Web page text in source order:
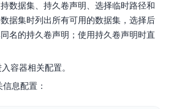
数据集、持久卷声明、选择临时路径和
据集时列出所有可用的数据集，选择后
名的持久卷声明；使用持久卷声明时直
容器相关配置。
息配置：